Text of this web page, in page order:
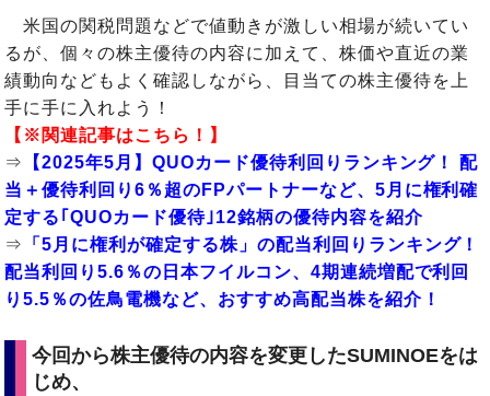
米国の関税問題などで値動きが激しい相場が続いてい
るが、個々の株主優待の内容に加えて、株価や直近の業
績動向などもよく確認しながら、目当ての株主優待を上
手に手に入れよう！
【※関連記事はこちら！】
⇒
【2025年5月】QUOカード優待利回りランキング！ 配
当＋優待利回り6％超のFPパートナーなど、5月に権利確
定する｢QUOカード優待｣12銘柄の優待内容を紹介
⇒
「5月に権利が確定する株」の配当利回りランキング！
配当利回り5.6％の日本フイルコン、4期連続増配で利回
り5.5％の佐鳥電機など、おすすめ高配当株を紹介！
今回から株主優待の内容を変更したSUMINOEをは
じめ、